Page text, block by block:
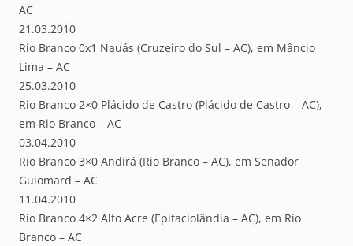
AC
21.03.2010
Rio Branco 0x1 Nauás (Cruzeiro do Sul – AC), em Mâncio
Lima – AC
25.03.2010
Rio Branco 2×0 Plácido de Castro (Plácido de Castro – AC),
em Rio Branco – AC
03.04.2010
Rio Branco 3×0 Andirá (Rio Branco – AC), em Senador
Guiomard – AC
11.04.2010
Rio Branco 4×2 Alto Acre (Epitaciolândia – AC), em Rio
Branco – AC